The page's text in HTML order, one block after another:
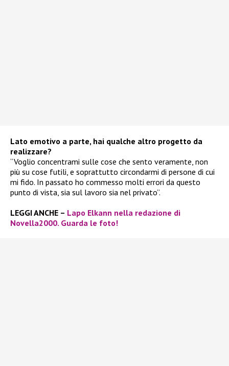
Lato emotivo a parte, hai qualche altro progetto da
realizzare?
“Voglio concentrami sulle cose che sento veramente, non
più su cose futili, e soprattutto circondarmi di persone di cui
mi fido. In passato ho commesso molti errori da questo
punto di vista, sia sul lavoro sia nel privato”.
LEGGI ANCHE – Lapo Elkann nella redazione di
Novella2000. Guarda le foto!